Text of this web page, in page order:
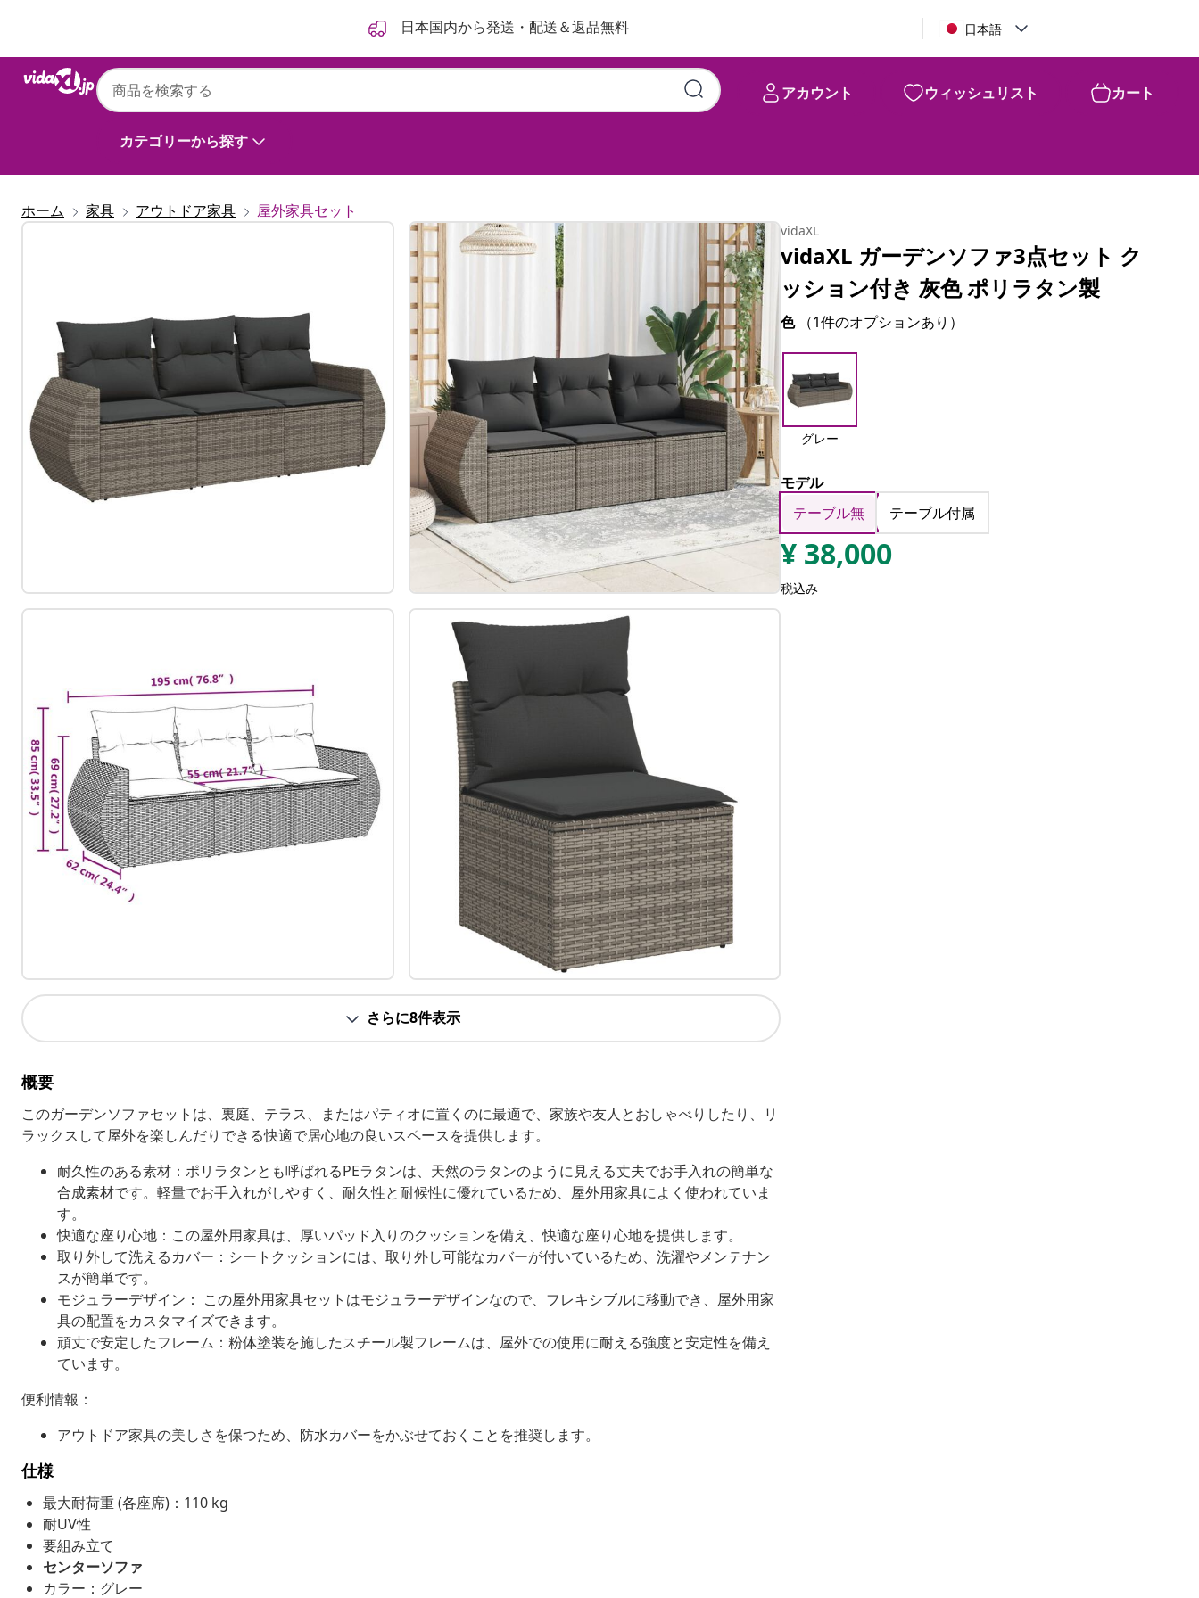
日本国内から発送・配送＆返品無料 日本語
カテゴリーから探す
アカウント ウィッシュリスト カート
ホーム 家具 アウトドア家具 屋外家具セット
さらに8件表示
概要
このガーデンソファセットは、裏庭、テラス、またはパティオに置くのに最適で、家族や友人とおしゃべりしたり、リ
ラックスして屋外を楽しんだりできる快適で居心地の良いスペースを提供します。
耐久性のある素材：ポリラタンとも呼ばれるPEラタンは、天然のラタンのように見える丈夫でお手入れの簡単な
合成素材です。軽量でお手入れがしやすく、耐久性と耐候性に優れているため、屋外用家具によく使われていま
す。
快適な座り心地：この屋外用家具は、厚いパッド入りのクッションを備え、快適な座り心地を提供します。
取り外して洗えるカバー：シートクッションには、取り外し可能なカバーが付いているため、洗濯やメンテナン
スが簡単です。
モジュラーデザイン： この屋外用家具セットはモジュラーデザインなので、フレキシブルに移動でき、屋外用家
具の配置をカスタマイズできます。
頑丈で安定したフレーム：粉体塗装を施したスチール製フレームは、屋外での使用に耐える強度と安定性を備え
ています。
便利情報：
アウトドア家具の美しさを保つため、防水カバーをかぶせておくことを推奨します。
仕様
最大耐荷重 (各座席)：110 kg
耐UV性
要組み立て
センターソファ
カラー：グレー
vidaXL
vidaXL ガーデンソファ3点セット ク
ッション付き 灰色 ポリラタン製
色 （1件のオプションあり）
グレー
モデル
テーブル無
テーブル付属
¥ 38,000
税込み